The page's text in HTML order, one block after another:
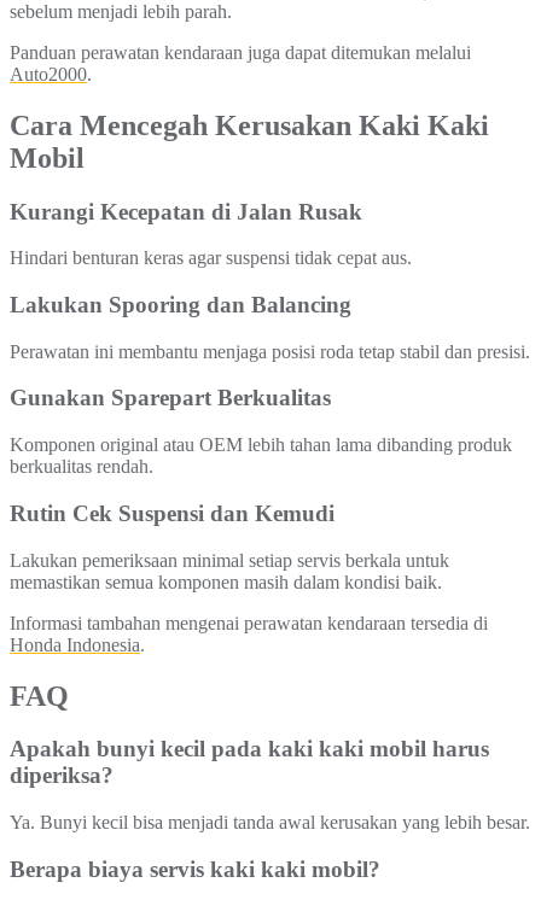
sebelum menjadi lebih parah.
Panduan perawatan kendaraan juga dapat ditemukan melalui
Auto2000.
Cara Mencegah Kerusakan Kaki Kaki
Mobil
Kurangi Kecepatan di Jalan Rusak
Hindari benturan keras agar suspensi tidak cepat aus.
Lakukan Spooring dan Balancing
Perawatan ini membantu menjaga posisi roda tetap stabil dan presisi.
Gunakan Sparepart Berkualitas
Komponen original atau OEM lebih tahan lama dibanding produk
berkualitas rendah.
Rutin Cek Suspensi dan Kemudi
Lakukan pemeriksaan minimal setiap servis berkala untuk
memastikan semua komponen masih dalam kondisi baik.
Informasi tambahan mengenai perawatan kendaraan tersedia di
Honda Indonesia.
FAQ
Apakah bunyi kecil pada kaki kaki mobil harus
diperiksa?
Ya. Bunyi kecil bisa menjadi tanda awal kerusakan yang lebih besar.
Berapa biaya servis kaki kaki mobil?